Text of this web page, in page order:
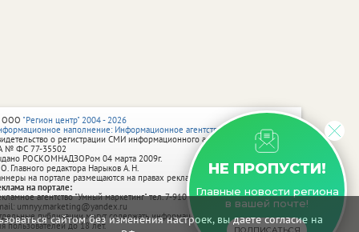
сайтом без изменения настроек, вы даете согласие на
НЕ ПРОПУСТИ!
Главные новости региона
в вашей почте!
"Регион центр" 2004 - 2026
наполнение: Информационное агентство vRossii.ru
о регистрации СМИ информационного агентства vRossii.ru
№ ФС 77‑35502
РОСКОМНАДЗОРом 04 марта 2009г.
Главного редактора Нарыков А. Н.
на портале размещаются на правах рекламы.
на портале:
агентство "Умный маркетинг" тел. 7-910-267-70-40,
umnyy.marketing@yandex.ru
публикации могут содержать информацию, не предназначенную
пользователей до 18 лет.